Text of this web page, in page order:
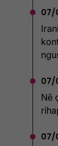
07/
07/
Në
07/